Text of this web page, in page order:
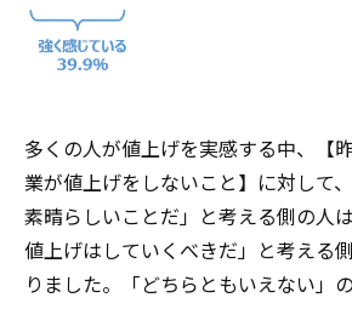
多くの人が値上げを実感する中、【
業が値上げをしないこと】に対して
素晴らしいことだ」と考える側の人
値上げはしていくべきだ」と考える
りました。「どちらともいえない」